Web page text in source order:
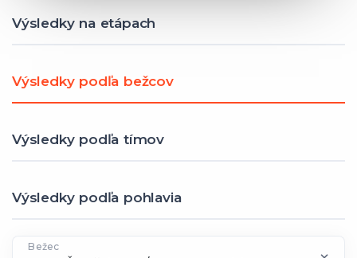
Výsledky na etápach
Výsledky podľa bežcov
Výsledky podľa tímov
Výsledky podľa pohlavia
Bežec